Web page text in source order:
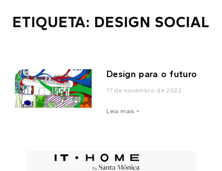
ETIQUETA: DESIGN SOCIAL
Design para o futuro
17 de novembro de 2022
Leia mais »